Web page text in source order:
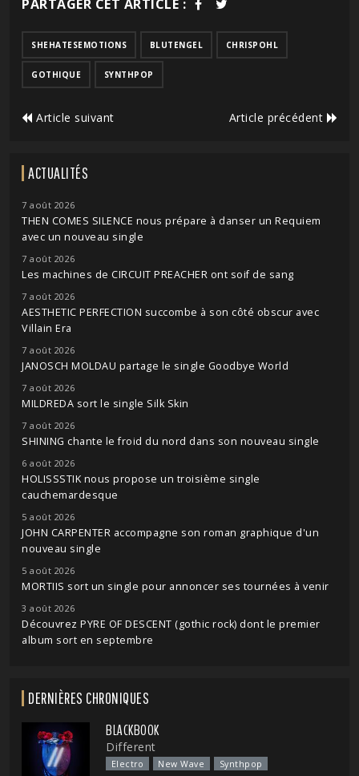
PARTAGER CET ARTICLE :
SHEHATESEMOTIONS BLUTENGEL CHRISPOHL
GOTHIQUE SYNTHPOP
Article suivant Article précédent
ACTUALITÉS
7 août 2026
THEN COMES SILENCE nous prépare à danser un Requiem
avec un nouveau single
7 août 2026
Les machines de CIRCUIT PREACHER ont soif de sang
7 août 2026
AESTHETIC PERFECTION succombe à son côté obscur avec
Villain Era
7 août 2026
JANOSCH MOLDAU partage le single Goodbye World
7 août 2026
MILDREDA sort le single Silk Skin
7 août 2026
SHINING chante le froid du nord dans son nouveau single
6 août 2026
HOLISSSTIK nous propose un troisième single
cauchemardesque
5 août 2026
JOHN CARPENTER accompagne son roman graphique d'un
nouveau single
5 août 2026
MORTIIS sort un single pour annoncer ses tournées à venir
3 août 2026
Découvrez PYRE OF DESCENT (gothic rock) dont le premier
album sort en septembre
DERNIÈRES CHRONIQUES
BLACKBOOK
Different
Electro New Wave Synthpop